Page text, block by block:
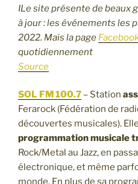
ILe site présente de beaux
à jour : les événements les
2022. Mais la page
quotidiennement
Source
SOL FM 100.7 – Station
Ferarock (Fédération de
découvertes musicales).
programmation musicale
Rock/Metal au Jazz, en
électronique, et même